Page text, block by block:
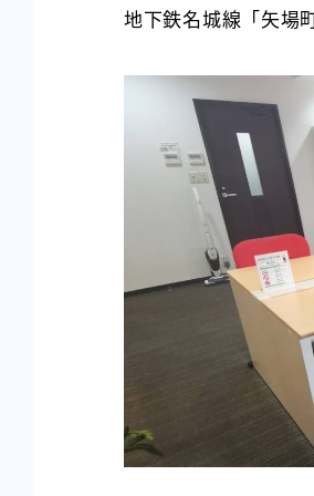
地下鉄名城線「矢場